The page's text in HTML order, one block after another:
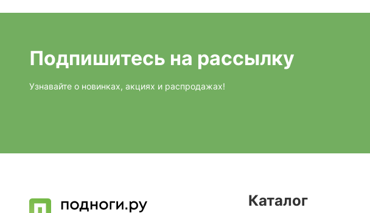
Подпишитесь на рассылку
Узнавайте о новинках, акциях и распродажах!
Каталог